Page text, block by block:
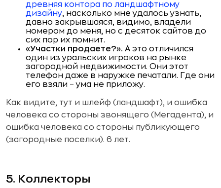
древняя контора по ландшафтному
дизайну, насколько мне удалось узнать,
давно закрывшаяся, видимо, владели
номером до меня, но с десяток сайтов до
сих пор их помнит.
«Участки продаете?». А это отличился
один из уральских игроков на рынке
загородной недвижимости. Они этот
телефон даже в наружке печатали. Где они
его взяли – ума не приложу.
Как видите, тут и шлейф (ландшафт), и ошибка
человека со стороны звонящего (Мегадента), и
ошибка человека со стороны публикующего
(загородные поселки). 6 лет.
5. Коллекторы